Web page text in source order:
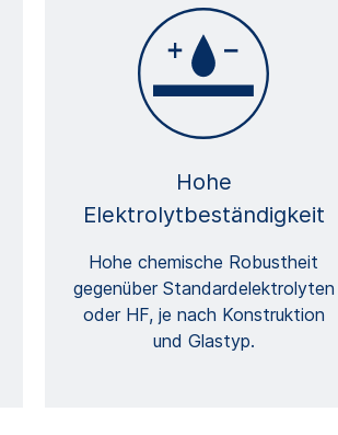
Hohe
Elektrolytbeständigkeit
Hohe chemische Robustheit
gegenüber Standardelektrolyten
oder HF, je nach Konstruktion
und Glastyp.